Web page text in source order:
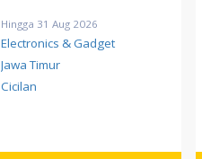
Hingga 31 Aug 2026
Electronics & Gadget
Jawa Timur
Cicilan